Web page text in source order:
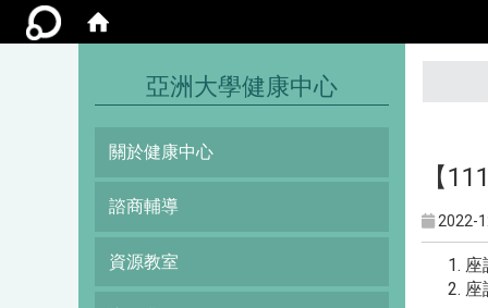
亞洲大學健康中心
關於健康中心
諮商輔導
資源教室
【
2022-
座
座